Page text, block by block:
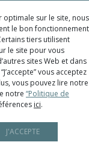
sur le site, nous
le bon fonctionnement
tiers utilisent
le site pour vous
sites Web et dans
vous acceptez
vous pouvez lire notre
notre “Politique de
ici.
J'ACCEPTE